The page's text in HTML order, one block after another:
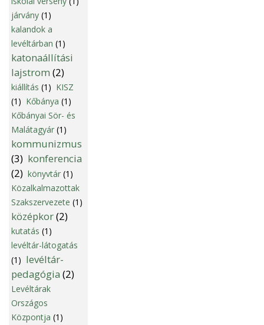
járvány (1)
kalandok a
levéltárban (1)
katonaállítási
lajstrom (2)
kiállítás (1) KISZ
(1) Kőbánya (1)
Kőbányai Sör- és
Malátagyár (1)
kommunizmus
(3) konferencia
(2) könyvtár (1)
Közalkalmazottak
Szakszervezete (1)
középkor(2)
kutatás (1)
levéltár-látogatás
(1) levéltár-
pedagógia (2)
Levéltárak
Országos
Központja (1)